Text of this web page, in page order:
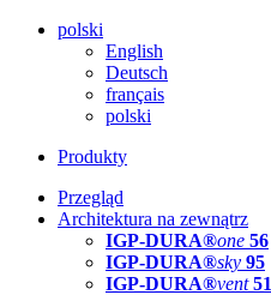
polski
English
Deutsch
français
polski
Produkty
Przegląd
Architektura na zewnątrz
IGP-DURA®one 56
IGP-DURA®sky 95
IGP-DURA®vent 51